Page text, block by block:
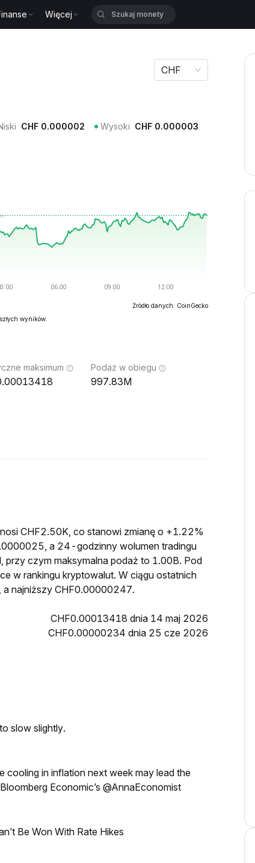
Więcej
CHF
CHF 0.000002 Wysoki CHF 0.000003
Źródło danych: CoinGecko
wyników.
maksimum Podaż w obiegu
997.83M
CHF2.50K, co stanowi zmianę o +1.22%
a 24-godzinny wolumen tradingu
czym maksymalna podaż to 1.00B. Pod
w rankingu kryptowalut. W ciągu ostatnich
a najniższy CHF0.00000247.
CHF0.00013418 dnia 14 maj 2026
CHF0.00000234 dnia 25 cze 2026
slow slightly.
cooling in inflation next week may lead the
Economic’s @AnnaEconomist
Be Won With Rate Hikes